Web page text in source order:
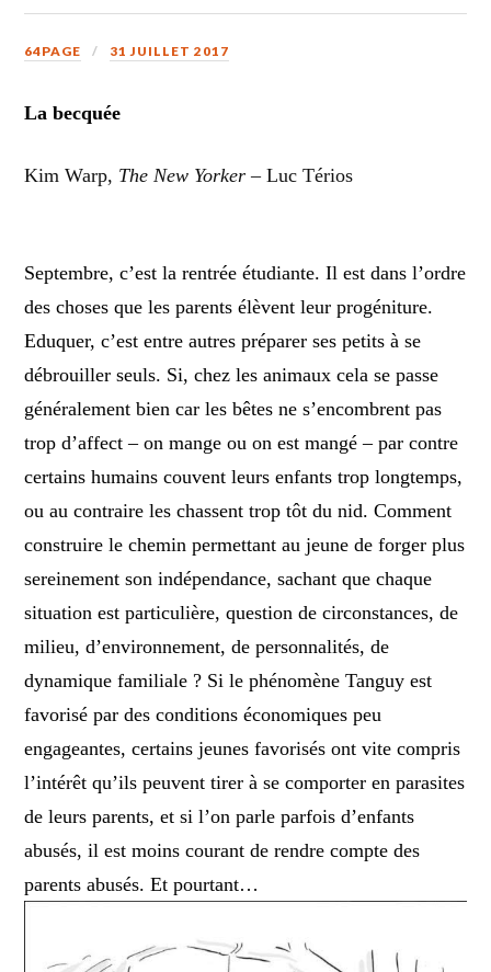
64PAGE 31 JUILLET 2017
La becquée
Kim Warp, The New Yorker – Luc Térios
Septembre, c’est la rentrée étudiante. Il est dans l’ordre
des choses que les parents élèvent leur progéniture.
Eduquer, c’est entre autres préparer ses petits à se
débrouiller seuls. Si, chez les animaux cela se passe
généralement bien car les bêtes ne s’encombrent pas
trop d’affect – on mange ou on est mangé – par contre
certains humains couvent leurs enfants trop longtemps,
ou au contraire les chassent trop tôt du nid. Comment
construire le chemin permettant au jeune de forger plus
sereinement son indépendance, sachant que chaque
situation est particulière, question de circonstances, de
milieu, d’environnement, de personnalités, de
dynamique familiale ? Si le phénomène Tanguy est
favorisé par des conditions économiques peu
engageantes, certains jeunes favorisés ont vite compris
l’intérêt qu’ils peuvent tirer à se comporter en parasites
de leurs parents, et si l’on parle parfois d’enfants
abusés, il est moins courant de rendre compte des
parents abusés. Et pourtant…